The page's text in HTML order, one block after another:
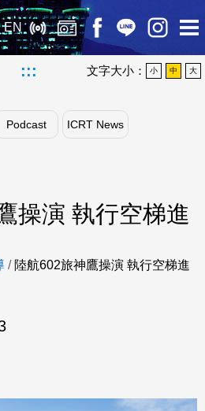
EN
::: 文字大小： 小 中 大
Podcast ICRT News
操演 執行空梯進
/ 陸航602旅神鷹操演 執行空梯進